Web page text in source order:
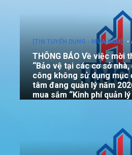
[TIN TUYỂN DỤNG - MUA SẮM]
THÔNG BÁO Về việc mời
“Bảo vệ tại các cơ sở
công không sử dụng mục
tâm đang quản lý năm
mua sắm “Kinh phí quản